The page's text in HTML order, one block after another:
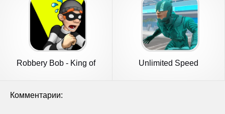
Robbery Bob - King of
Unlimited Speed
Комментарии: